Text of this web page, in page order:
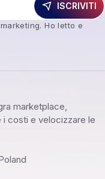
ISCRIVITI
Ho letto e
marketplace,
i costi e velocizzare le